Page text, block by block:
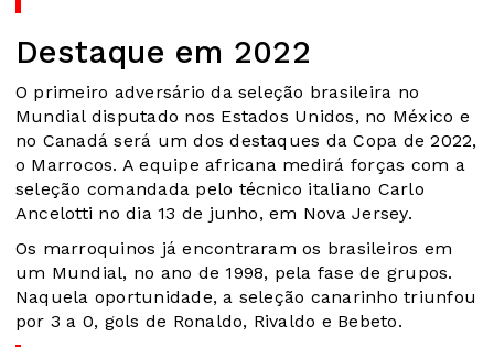
Destaque em 2022
O primeiro adversário da seleção brasileira no
Mundial disputado nos Estados Unidos, no México e
no Canadá será um dos destaques da Copa de 2022,
o Marrocos. A equipe africana medirá forças com a
seleção comandada pelo técnico italiano Carlo
Ancelotti no dia 13 de junho, em Nova Jersey.
Os marroquinos já encontraram os brasileiros em
um Mundial, no ano de 1998, pela fase de grupos.
Naquela oportunidade, a seleção canarinho triunfou
por 3 a 0, gols de Ronaldo, Rivaldo e Bebeto.